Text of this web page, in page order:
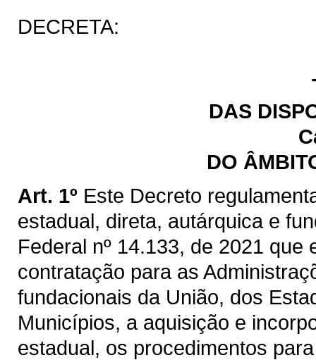
DECRETA:
DAS
DO
Art. 1º Este Decreto
estadual, direta, autárquica e
Federal nº 14.133, de 2021
contratação para as
fundacionais da União, dos
Municípios, a aquisição e
estadual, os procedimentos